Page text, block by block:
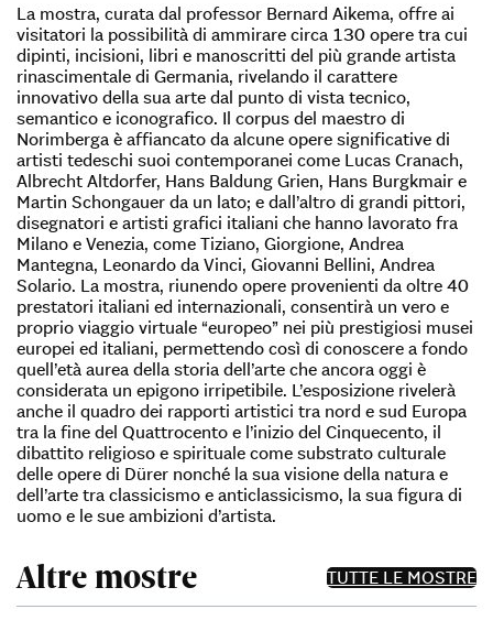
La mostra, curata dal professor Bernard Aikema, offre ai
visitatori la possibilità di ammirare circa 130 opere tra cui
dipinti, incisioni, libri e manoscritti del più grande artista
rinascimentale di Germania, rivelando il carattere
innovativo della sua arte dal punto di vista tecnico,
semantico e iconografico. Il corpus del maestro di
Norimberga è affiancato da alcune opere significative di
artisti tedeschi suoi contemporanei come Lucas Cranach,
Albrecht Altdorfer, Hans Baldung Grien, Hans Burgkmair e
Martin Schongauer da un lato; e dall’altro di grandi pittori,
disegnatori e artisti grafici italiani che hanno lavorato fra
Milano e Venezia, come Tiziano, Giorgione, Andrea
Mantegna, Leonardo da Vinci, Giovanni Bellini, Andrea
Solario. La mostra, riunendo opere provenienti da oltre 40
prestatori italiani ed internazionali, consentirà un vero e
proprio viaggio virtuale “europeo” nei più prestigiosi musei
europei ed italiani, permettendo così di conoscere a fondo
quell’età aurea della storia dell’arte che ancora oggi è
considerata un epigono irripetibile. L’esposizione rivelerà
anche il quadro dei rapporti artistici tra nord e sud Europa
tra la fine del Quattrocento e l’inizio del Cinquecento, il
dibattito religioso e spirituale come substrato culturale
delle opere di Dürer nonché la sua visione della natura e
dell’arte tra classicismo e anticlassicismo, la sua figura di
uomo e le sue ambizioni d’artista.
Altre mostre TUTTE LE MOSTRE